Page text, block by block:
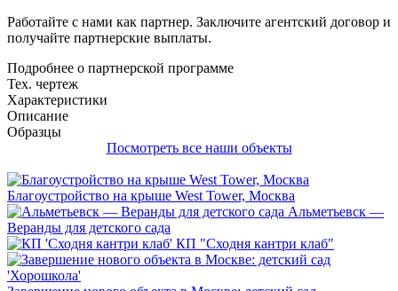
Работайте с нами как партнер. Заключите агентский договор и
получайте партнерские выплаты.
Подробнее о партнерской программе
Тех. чертеж
Характеристики
Описание
Образцы
Посмотреть все наши объекты
Благоустройство на крыше West Tower, Москва
Альметьевск —
Веранды для детского сада
КП "Сходня кантри клаб"